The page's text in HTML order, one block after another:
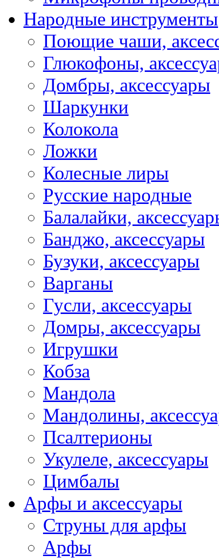
Народные инструменты
Поющие чаши,
Глюкофоны,
Домбры, аксессуары
Шаркунки
Колокола
Ложки
Колесные лиры
Русские народные
Балалайки,
Банджо, аксессуары
Бузуки, аксессуары
Варганы
Гусли, аксессуары
Домры, аксессуары
Игрушки
Кобза
Мандола
Мандолины,
Псалтерионы
Укулеле, аксессуары
Цимбалы
Арфы и аксессуары
Струны для арфы
Арфы